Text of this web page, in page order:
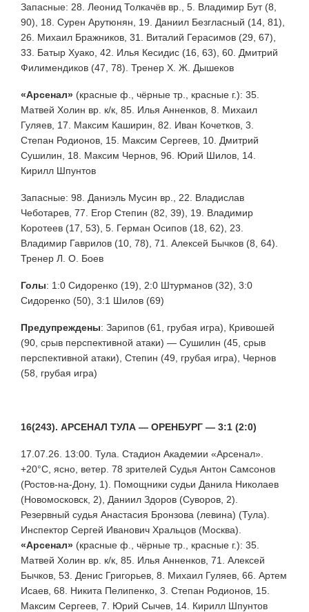
Запасные: 28. Леонид Толкачёв вр., 5. Владимир Бут (8,
90), 18. Сурен Арутюнян, 19. Даниил Безгласный (14, 81),
26. Михаил Бражников, 31. Виталий Герасимов (29, 67),
33. Батыр Хуако, 42. Илья Кесидис (16, 63), 60. Дмитрий
Филимендиков (47, 78). Тренер Х. Ж. Дышеков
«Арсенал» (красные ф., чёрные тр., красные г.): 35.
Матвей Холин вр. к/к, 85. Илья Анненков, 8. Михаил
Гуляев, 17. Максим Каширин, 82. Иван Кочетков, 3.
Степан Родионов, 15. Максим Сергеев, 10. Дмитрий
Сушилин, 18. Максим Чернов, 96. Юрий Шилов, 14.
Кирилл Шпунтов
Запасные: 98. Даниэль Мусин вр., 22. Владислав
Чеботарев, 77. Егор Степин (82, 39), 19. Владимир
Коротеев (17, 53), 5. Герман Осипов (18, 62), 23.
Владимир Гаврилов (10, 78), 71. Алексей Бычков (8, 64).
Тренер Л. О. Боев
Голы: 1:0 Сидоренко (19), 2:0 Штурманов (32), 3:0
Сидоренко (50), 3:1 Шилов (69)
Предупреждены: Зарипов (61, грубая игра), Кривошей
(90, срыв перспективной атаки) — Сушилин (45, срыв
перспективной атаки), Степин (49, грубая игра), Чернов
(58, грубая игра)
16(243). АРСЕНАЛ ТУЛА — ОРЕНБУРГ — 3:1 (2:0)
17.07.26. 13:00. Тула. Стадион Академии «Арсенал».
+20°С, ясно, ветер. 78 зрителей Судья Антон Самсонов
(Ростов-на-Дону, 1). Помощники судьи Данила Николаев
(Новомосковск, 2), Даниил Здоров (Суворов, 2).
Резервный судья Анастасия Бронзова (левина) (Тула).
Инспектор Сергей Иванович Хральцов (Москва).
«Арсенал» (красные ф., чёрные тр., красные г.): 35.
Матвей Холин вр. к/к, 85. Илья Анненков, 71. Алексей
Бычков, 53. Денис Григорьев, 8. Михаил Гуляев, 66. Артем
Исаев, 68. Никита Пелипенко, 3. Степан Родионов, 15.
Максим Сергеев, 7. Юрий Сычев, 14. Кирилл Шпунтов